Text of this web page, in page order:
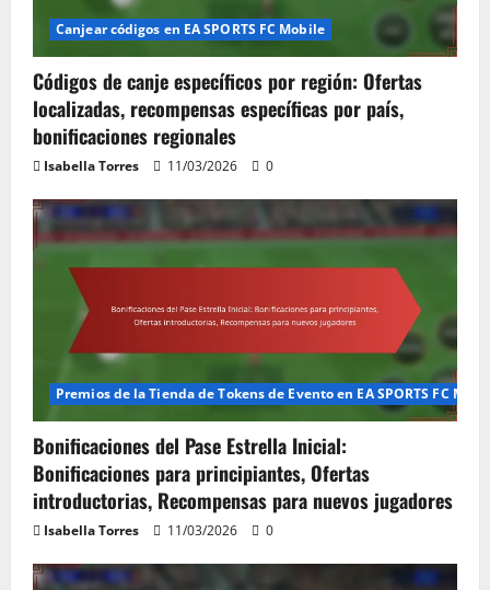
4
Bonificaciones exclusivas del Star Pass:
artículos únicos, contenido especial,
disponibilidad limitada
09/03/2026 0
5
Códigos de canje del paquete inicial:
bonificaciones para principiantes,
ofertas introductorias, recompensas
para nuevos jugadores
09/03/2026 0
Canjear códigos en EA SPORTS FC Mobile
Códigos de canje específicos por región: Ofertas
localizadas, recompensas específicas por país,
bonificaciones regionales
Isabella Torres 11/03/2026 0
Premios de la Tienda de Tokens de Evento en EA SPORTS FC
Bonificaciones del Pase Estrella Inicial:
Bonificaciones para principiantes, Ofertas
introductorias, Recompensas para nuevos jugadores
Isabella Torres 11/03/2026 0